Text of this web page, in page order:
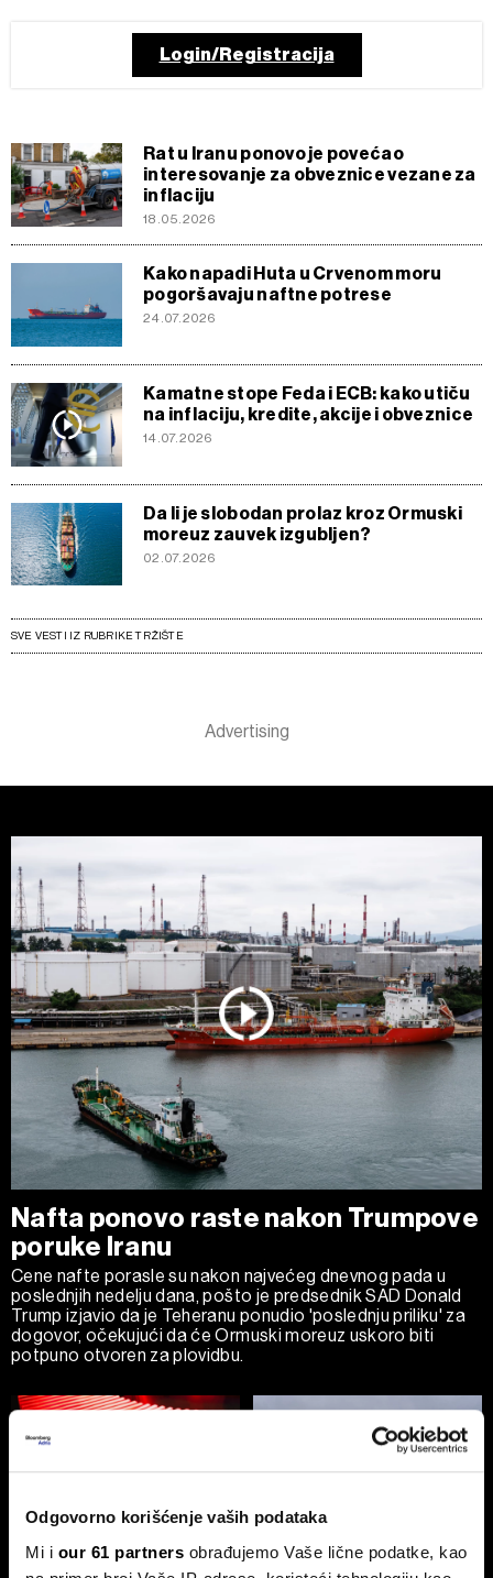
Odgovorno korišćenje vaših podataka
Mi i our 61 partners obrađujemo Vaše lične podatke, kao
Login/Registracija
Rat u Iranu ponovo je povećao
interesovanje za obveznice vezane za
inflaciju
18.05.2026
Kako napadi Huta u Crvenom moru
pogoršavaju naftne potrese
24.07.2026
Kamatne stope Feda i ECB: kako utiču
na inflaciju, kredite, akcije i obveznice
14.07.2026
Da li je slobodan prolaz kroz Ormuski
moreuz zauvek izgubljen?
02.07.2026
SVE VESTI IZ RUBRIKE TRŽIŠTE
Nafta ponovo raste nakon Trumpove
poruke Iranu
Cene nafte porasle su nakon najvećeg dnevnog pada u
poslednjih nedelju dana, pošto je predsednik SAD Donald
Trump izjavio da je Teheranu ponudio 'poslednju priliku' za
dogovor, očekujući da će Ormuski moreuz uskoro biti
potpuno otvoren za plovidbu.